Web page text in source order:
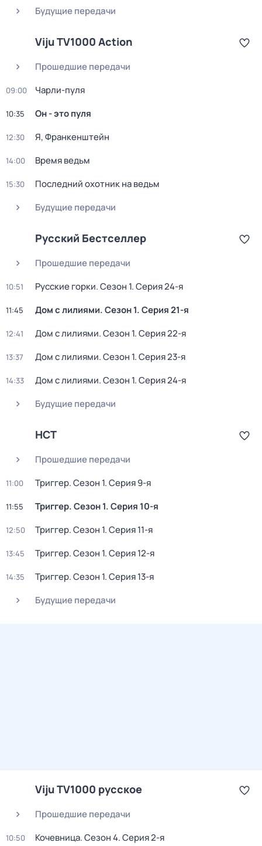
Будущие передачи
Viju TV1000 Action
Прошедшие передачи
09:00 Чарли-пуля
10:35 Он - это пуля
12:30 Я, Франкенштейн
14:00 Время ведьм
15:30
Последний охотник на ведьм
Будущие передачи
Русский Бестселлер
Прошедшие передачи
10:51 Русские горки. Сезон 1. Серия 24-я
11:45 Дом с лилиями. Сезон 1. Серия 21-я
12:41 Дом с лилиями. Сезон 1. Серия 22-я
13:37 Дом с лилиями. Сезон 1. Серия 23-я
14:33 Дом с лилиями. Сезон 1. Серия 24-я
Будущие передачи
НСТ
Прошедшие передачи
11:00 Триггер. Сезон 1. Серия 9-я
11:55 Триггер. Сезон 1. Серия 10-я
12:50 Триггер. Сезон 1. Серия 11-я
13:45 Триггер. Сезон 1. Серия 12-я
14:35 Триггер. Сезон 1. Серия 13-я
Будущие передачи
Viju TV1000 русское
Прошедшие передачи
10:50 Кочевница. Сезон 4. Серия 2-я